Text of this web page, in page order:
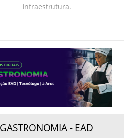
infraestrutura.
GASTRONOMIA - EAD